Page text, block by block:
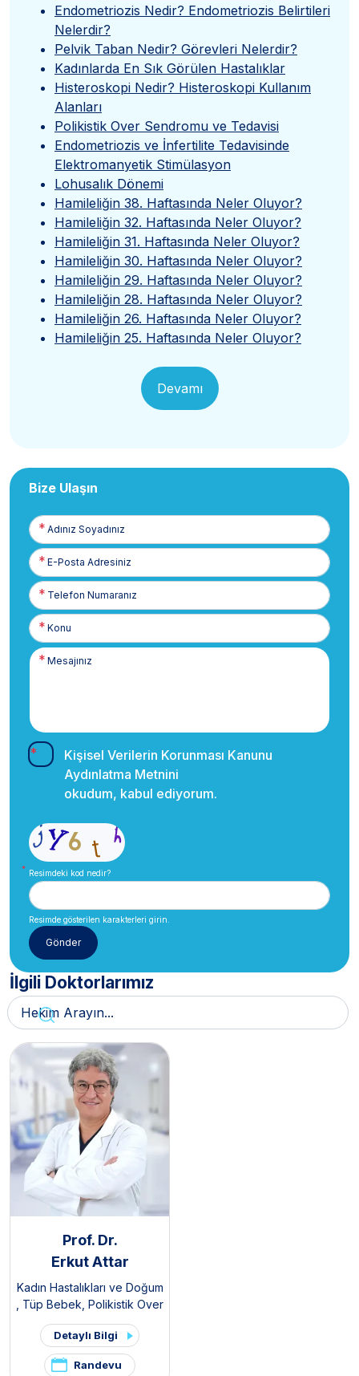
Endometriozis Nedir? Endometriozis Belirtileri
Nelerdir?
Pelvik Taban Nedir? Görevleri Nelerdir?
Kadınlarda En Sık Görülen Hastalıklar
Histeroskopi Nedir? Histeroskopi Kullanım
Alanları
Polikistik Over Sendromu ve Tedavisi
Endometriozis ve İnfertilite Tedavisinde
Elektromanyetik Stimülasyon
Lohusalık Dönemi
Hamileliğin 38. Haftasında Neler Oluyor?
Hamileliğin 32. Haftasında Neler Oluyor?
Hamileliğin 31. Haftasında Neler Oluyor?
Hamileliğin 30. Haftasında Neler Oluyor?
Hamileliğin 29. Haftasında Neler Oluyor?
Hamileliğin 28. Haftasında Neler Oluyor?
Hamileliğin 26. Haftasında Neler Oluyor?
Hamileliğin 25. Haftasında Neler Oluyor?
Devamı
Bize Ulaşın
Adınız
Soyadınız
E-
Posta
Telefon
Numaranız
Kişisel Verilerin Korunması Kanunu
Aydınlatma Metnini
okudum, kabul ediyorum.
Resimdeki kod nedir?
Resimde gösterilen karakterleri girin.
İlgili Doktorlarımız
Prof. Dr.
Erkut Attar
Kadın Hastalıkları ve Doğum
Tüp Bebek Polikistik Over
Sendromu / PKOS ve
Hirsutizm Kliniği,Pelvik Ağrı
ve Endometriozis Kliniği
Detaylı Bilgi
Randevu